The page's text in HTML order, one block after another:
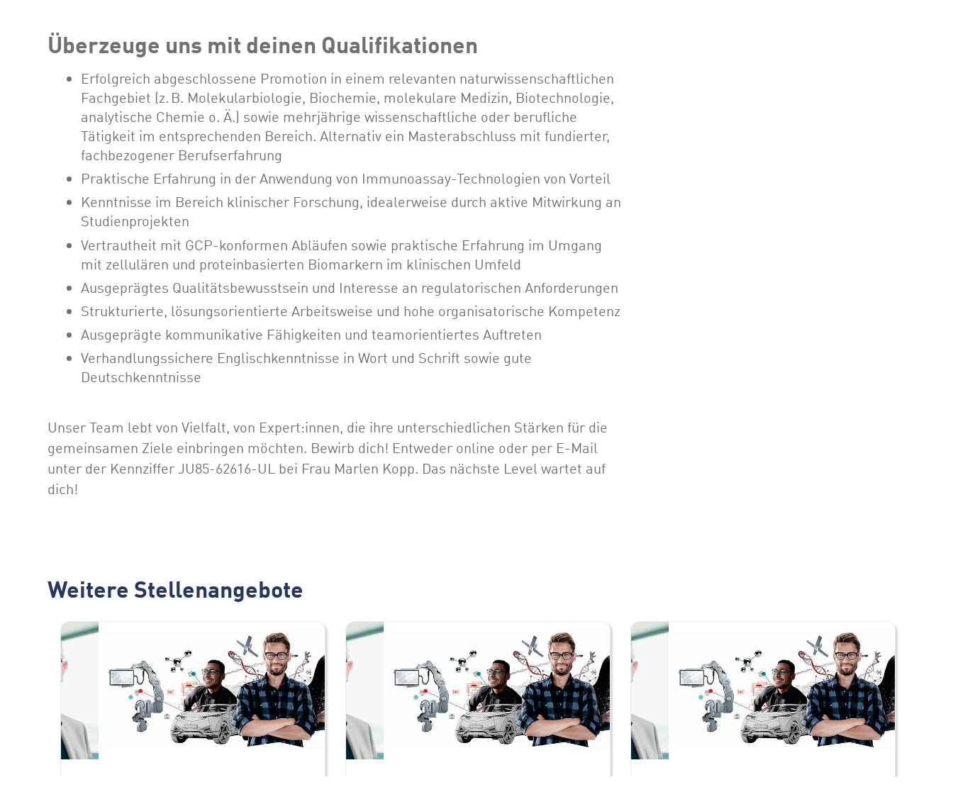
Überzeuge uns mit deinen Qualifikationen
Erfolgreich abgeschlossene Promotion in einem relevanten naturwissenschaftlichen
Fachgebiet (z. B. Molekularbiologie, Biochemie, molekulare Medizin, Biotechnologie,
analytische Chemie o. Ä.) sowie mehrjährige wissenschaftliche oder berufliche
Tätigkeit im entsprechenden Bereich. Alternativ ein Masterabschluss mit fundierter,
fachbezogener Berufserfahrung
Praktische Erfahrung in der Anwendung von Immunoassay-Technologien von Vorteil
Kenntnisse im Bereich klinischer Forschung, idealerweise durch aktive Mitwirkung an
Studienprojekten
Vertrautheit mit GCP-konformen Abläufen sowie praktische Erfahrung im Umgang
mit zellulären und proteinbasierten Biomarkern im klinischen Umfeld
Ausgeprägtes Qualitätsbewusstsein und Interesse an regulatorischen Anforderungen
Strukturierte, lösungsorientierte Arbeitsweise und hohe organisatorische Kompetenz
Ausgeprägte kommunikative Fähigkeiten und teamorientiertes Auftreten
Verhandlungssichere Englischkenntnisse in Wort und Schrift sowie gute
Deutschkenntnisse
Unser Team lebt von Vielfalt, von Expert:innen, die ihre unterschiedlichen Stärken für die
gemeinsamen Ziele einbringen möchten. Bewirb dich! Entweder online oder per E-Mail
unter der Kennziffer JU85-62616-UL bei Frau Marlen Kopp. Das nächste Level wartet auf
dich!
Weitere Stellenangebote